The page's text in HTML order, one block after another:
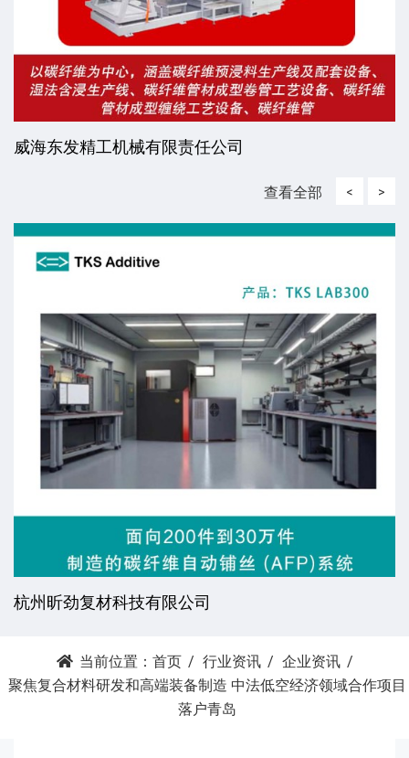
威海东发精工机械有限责任公司
查看全部 <
杭州昕劲复材科技有限公司
>
当前位置： 首页 行业资讯
企业资讯
聚焦复合材料研发和高端装备制造 中法低空经济领域合作项目
落户青岛